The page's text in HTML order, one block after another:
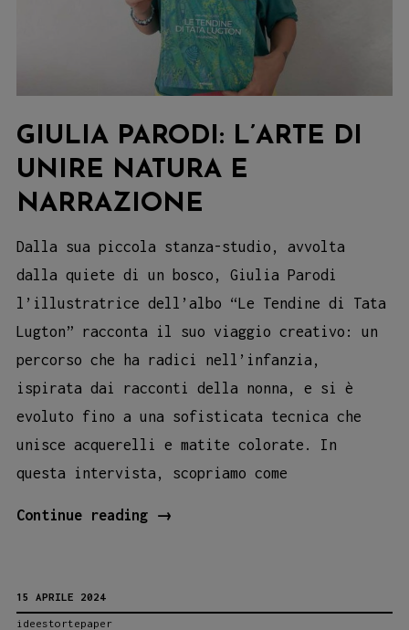
GIULIA PARODI: L’ARTE DI
UNIRE NATURA E
NARRAZIONE
Dalla sua piccola stanza-studio, avvolta
dalla quiete di un bosco, Giulia Parodi
l’illustratrice dell’albo “Le Tendine di Tata
Lugton” racconta il suo viaggio creativo: un
percorso che ha radici nell’infanzia,
ispirata dai racconti della nonna, e si è
evoluto fino a una sofisticata tecnica che
unisce acquerelli e matite colorate. In
questa intervista, scopriamo come
Continue reading
GIULIA
→
15 APRILE 2024
ideestortepaper